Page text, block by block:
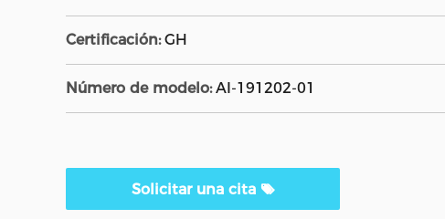
Certificación: GH
Número de modelo: AI-191202-01
Solicitar una cita